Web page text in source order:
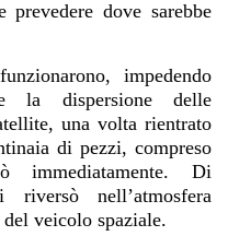
prevedere dove sarebbe
impedendo
la dispersione delle
una volta rientrato
di pezzi, compreso
Di
riversò nell’atmosfera
veicolo spaziale.